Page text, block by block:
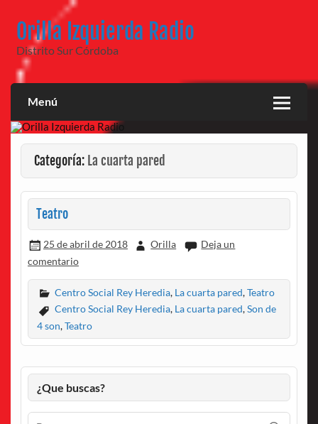
contenido
Orilla Izquierda Radio
Distrito Sur Córdoba
Menú
Categoría: La cuarta pared
Teatro
25 de abril de 2018 Orilla
Deja un
comentario
Centro Social Rey Heredia, La cuarta pared,Teatro
Centro Social Rey Heredia, La cuarta pared,Son de
4 son,Teatro
¿Que buscas?